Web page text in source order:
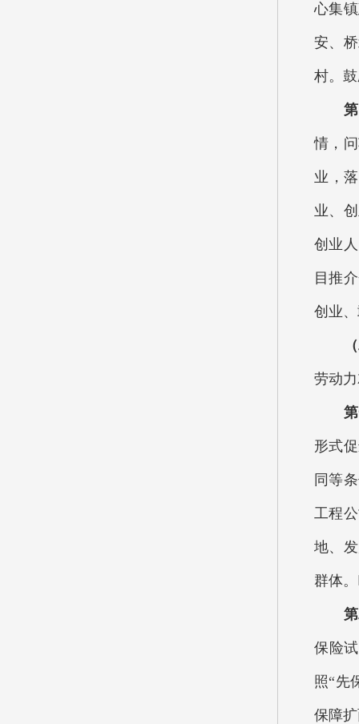
心集
安、
村。
第四
情，
业，
业、
创业
目推
创业
（二
劳动
第
形式
同等
工程
地、
群体
第二
保险
照“先
保障